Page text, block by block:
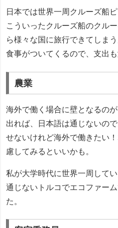
日本では世界一周クルーズ船
こういったクルーズ船のクル
ら様々な国に旅行できてしま
食事がついてくるので、支出も
農業
海外で働く場合に壁となるの
出れば、日本語は通じないの
せないけれど海外で働きたい
慮してみるといいかも。
私が大学時代に世界一周して
通じないトルコでエコファー
た。